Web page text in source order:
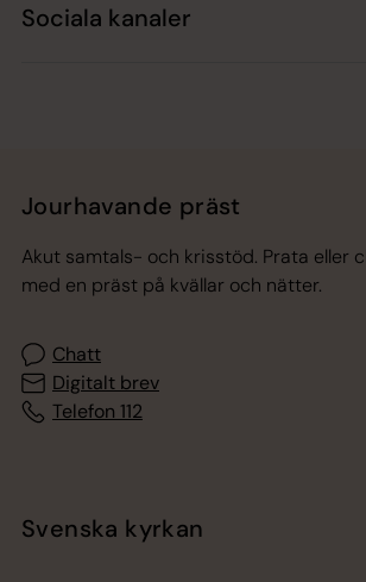
Sociala kanaler
Jourhavande präst
Akut samtals- och krisstöd. Prata eller
med en präst på kvällar och nätter.
Chatt
Digitalt brev
Telefon 112
Svenska kyrkan